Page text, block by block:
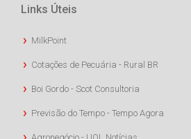
Links Úteis
MilkPoint
Cotações de Pecuária - Rural BR
Boi Gordo - Scot Consultoria
Previsão do Tempo - Tempo Agora